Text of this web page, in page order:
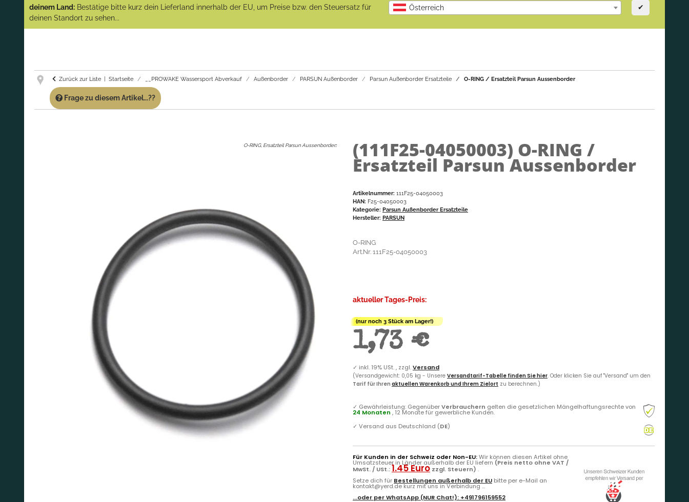
(Abverkauf)!
GARANTIE UND SERVICE:
Artikeln einfach an!
deinem Land: Bestätige bitte kurz dein Lieferland innerhalb der EU, um Preise bzw. den Steuersatz für
deinen Standort zu sehen...
Österreich ✔
Zurück zur Liste Startseite __PROWAKE Wassersport Abverkauf Außenborder PARSUN Außenborder Parsun Außenborder Ersatzteile O-RING / Ersatzteil Parsun Aussenborder
Frage zu diesem Artikel...??
O-RING, Ersatzteil Parsun Aussenborder: (111F25-04050003) O-RING /
Ersatzteil Parsun Aussenborder
Artikelnummer: 111F25-04050003
HAN: F25-04050003
Kategorie: Parsun Außenborder Ersatzteile
Hersteller: PARSUN
O-RING
Art.Nr. 111F25-04050003
aktueller Tages-Preis:
(nur noch 3 Stück am Lager!)
1,73 €
✓ inkl. 19% USt. , zzgl.Versand
(Versandgewicht: 0,05 kg - Unsere Versandtarif-Tabelle finden Sie hier. Oder klicken Sie auf "Versand" um den
Tarif für Ihren aktuellen Warenkorb und Ihrem Zielort zu berechnen.)
✓ Gewährleistung: GegenüberVerbrauchern gelten die gesetzlichen Mängelhaftungsrechte von
24 Monaten , 12 Monate für gewerbliche Kunden.
✓ Versand aus Deutschland (DE)
Für Kunden in der Schweiz oder Non-EU:Wir können diesen Artikel ohne
Umsatzsteuer in Länder außerhalb der EU liefern (Preis netto ohne VAT /
MwSt. / USt.:1.45 Euro zzgl. Steuern) .
Setze dich für Bestellungen außerhalb der EU bitte per e-Mail an
kontakt@yerd.de kurz mit uns in Verbindung ...
...oder perWhatsApp (NUR Chat!): +491796159552